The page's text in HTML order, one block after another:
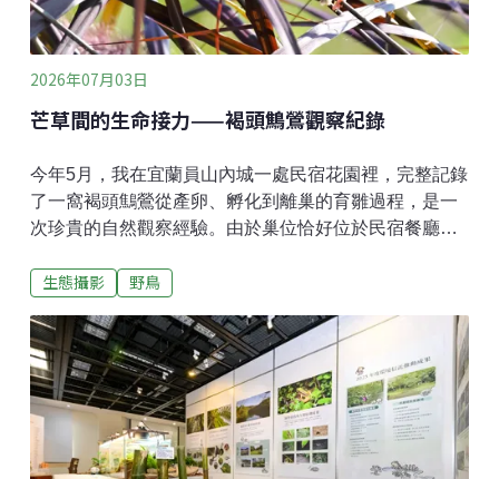
2026年07月03日
芒草間的生命接力——褐頭鷦鶯觀察紀錄
今年5月，我在宜蘭員山內城一處民宿花園裡，完整記錄
了一窩褐頭鷦鶯從產卵、孵化到離巢的育雛過程，是一
次珍貴的自然觀察經驗。由於巢位恰好位於民宿餐廳的
我在不驚擾親鳥的情況下，得以長時間記錄牠們的繁殖
芒草中築巢。巢體利用葉片纖維與細草編織而成，由於
體積小巧，且材質顏色與周遭枯芒草相近，巧妙地融入
了環境中。即使距離民宿餐廳的大落地窗不遠，若非刻
意尋找，仍難以察覺其存在。繁殖期間，附近偶有中杜
鵑活動，由於褐頭鷦鶯是中杜鵑常見的寄主之一，因此
我特別留意是否出現托卵現象。然而整個繁殖期間，並
生態攝影 野鳥